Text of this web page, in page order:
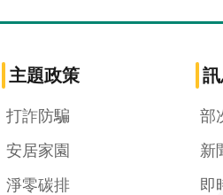
主題政策
打詐防騙
安居家園
淨零碳排
部
新
即